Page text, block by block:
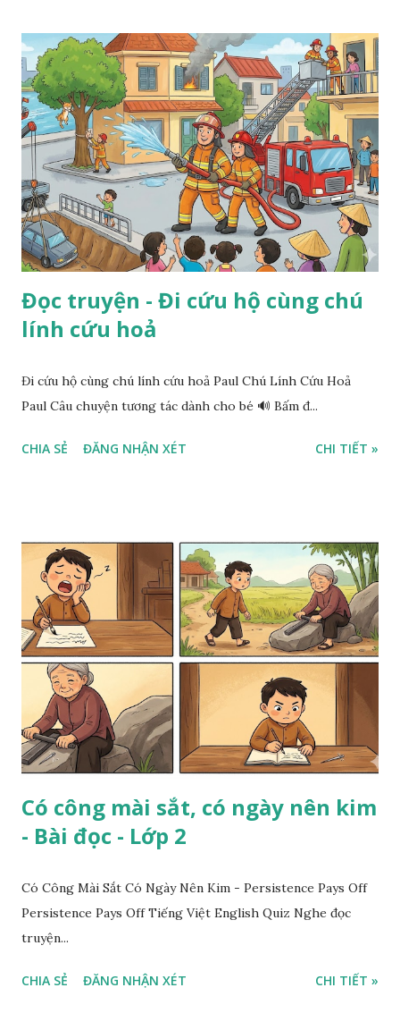
Đọc truyện - Đi cứu hộ cùng chú
lính cứu hoả
Đi cứu hộ cùng chú lính cứu hoả Paul Chú Lính Cứu Hoả
Paul Câu chuyện tương tác dành cho bé 🔊 Bấm đ...
CHIA SẺ ĐĂNG NHẬN XÉT CHI TIẾT »
Có công mài sắt, có ngày nên kim
- Bài đọc - Lớp 2
Có Công Mài Sắt Có Ngày Nên Kim - Persistence Pays Off
Persistence Pays Off Tiếng Việt English Quiz Nghe đọc
truyện...
CHIA SẺ ĐĂNG NHẬN XÉT CHI TIẾT »